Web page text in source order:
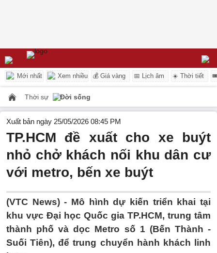
Mới nhất Xem nhiều 💰 Giá vàng 📅 Lịch âm ☀️ Thời tiết
Thời sự Đời sống
Xuất bản ngày 25/05/2026 08:45 PM
TP.HCM đề xuất cho xe buýt
nhỏ chở khách nối khu dân cư
với metro, bến xe buýt
(VTC News) - Mô hình dự kiến triển khai tại
khu vực Đại học Quốc gia TP.HCM, trung tâm
thành phố và dọc Metro số 1 (Bến Thành -
Suối Tiên), để trung chuyển hành khách linh